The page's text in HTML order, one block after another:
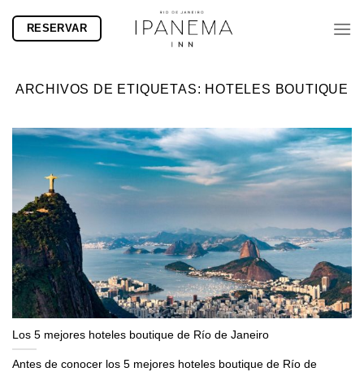
RESERVAR
ARCHIVOS DE ETIQUETAS: HOTELES BOUTIQUE
Los 5 mejores hoteles boutique de Río de Janeiro
Antes de conocer los 5 mejores hoteles boutique de Río de